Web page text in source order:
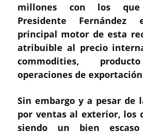
millones con los
Presidente
principal motor de esta
atribuible al precio
commodities,
operaciones de
Sin embargo y a pesar de
por ventas al exterior, los
siendo un bien